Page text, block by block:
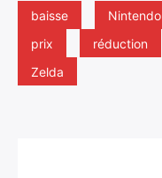
baisse Nintendo
prix
réduction
Zelda